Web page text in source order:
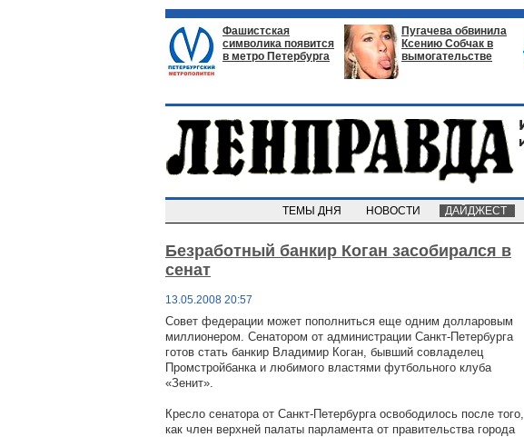
Фашистская
символика появится
в метро Петербурга
Пугачева обвинила
Ксению Собчак в
вымогательстве
ТЕМЫ ДНЯ НОВОСТИ ДАЙДЖЕСТ
Безработный банкир Коган засобирался в
сенат
13.05.2008 20:57
Совет федерации может пополниться еще одним долларовым
миллионером. Сенатором от администрации Санкт-Петербурга
готов стать банкир Владимир Коган, бывший совладелец
Промстройбанка и любимого властями футбольного клуба
«Зенит».
Кресло сенатора от Санкт-Петербурга освободилось после того,
как член верхней палаты парламента от правительства города